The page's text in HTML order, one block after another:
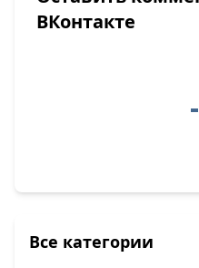
ВКонтакте
Все категории